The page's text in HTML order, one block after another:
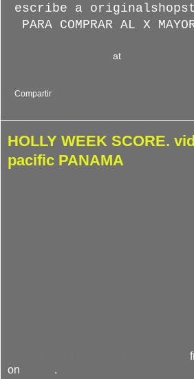
escribe a
PARA COMPRAR AL X
at
Compartir
HOLLY WEEK SCORE.
pacific PANAMA
on
.